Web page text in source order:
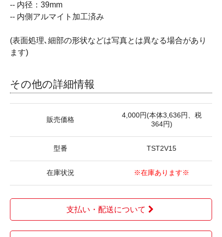
-- 内径：39mm
-- 内側アルマイト加工済み
(表面処理､細部の形状などは写真とは異なる場合があり
ます)
その他の詳細情報
販売価格
4,000円(本体3,636円、税
364円)
型番 TST2V15
在庫状況 ※在庫あります※
支払い・配送について